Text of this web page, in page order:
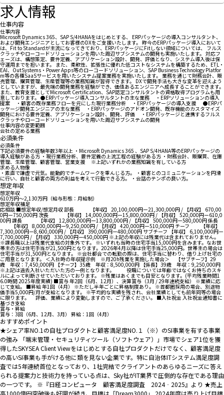
求人情報
仕事内容
仕事内容
Microsoft Dynamics 365、SAP S/4HANAをはじめとする、 ERPパッケージの導入コンサルタント、
および開発エンジニアとしてお客様のDXをご支援いたします。 昨今のERPパッケージ導入において
は、Fit to Standardが主流になってきており、ERPパッケージにFitしない領域については、 フルス
クラッチやローコードソリューションを用いた周辺サブシステムの開発も実施いたします。 対応フ
ェーズは、構想策定、要件定義、アプリケーション設計、開発、評価となり、システム導入後は保
守運用までを担います。 また、柔軟性、拡張性に優れた低コストなシステムを構築するため、ETL・
EAI、OutSystems・Power Apps等のローコードソリューション、SAP Business Technology Platfor
m等の各種SaaSサービスを用いたシステム提案業務を実施いたします。 業務を通じて財務会計、販
売管理、購買管理、生産管理等の業務知識が習得できます。 DXで開発手法も大きな変革を迎えよう
としていますが、最先端の開発業務を経験ができ、価値あるエンジニアへ成長することができます。
また、教育支援としてMicrosoft Certification、SAP認定コンサルタントの資格取得プログラムも用
意しております。 ●ERPパッケージ導入コンサルタントの主な業務 ・ERPソリューションの導入
提案 ・顧客の既存業務フローを元にした現行業務分析 ・ERPパッケージの導入支援 ●ERPパ
ッケージ開発エンジニアの主な業務 ・ERPパッケージのアドオン開発、既存機能のカスタマイズ
開発における要件定義、アプリケーション設計、開発、評価 ・ERPパッケージと連携するフルス
クラッチやローコードソリューションを用いた周辺サブシステムの開発
仕事内容の変更範囲
会社の定める業務
必須条件
必須条件
下記必須要件の経験年数3年以上 ・Microsoft Dynamics 365 、SAP S/4HANA等のERPパッケージの
導入経験がある方 ・現行業務分析、要件定義の上流工程の経験がある方 ・財務会計、販購買、在庫
管理、生産管理、顧客管理、営業支援 ※上記いずれかの業務知識を有している方
求める人物像
・素直で謙虚で元気。能動的でチームワークを重んじる方。 ・顧客とのコミュニケーションを円滑
に行い、自社と顧客の両方の利益を考えて行動できる方。 ・会話のテンポの良い方。
想定年収
想定年収
610万円〜2,130万円（給与形態：月給制）
想定年収補足
応相談 ■想定年収/想定月収 部長 【年収】 20,100,000円ー21,300,000円 / 【月収】 670,00
0円ー750,000円 次長 【年収】 14,000,000円ー15,800,000円 / 【月収】 520,000円ー610,0
00円 課長 【年収】 12,800,000円ー13,800,000円 / 【月収】 500,000円ー580,000円 係長
【年収】 8,000,000円ー9,250,000円 / 【月収】 420,000円ー510,000円 チーフ 【年収】
7,300,000円ー8,600,000円 / 【月収】 390,000円ー480,000円 サブチーフ 【年収】 6,100,000円ー
7,700,000円 / 【月収】 330,000円ー450,000円 ※上記の年収には残業代は含まれておりません。
※課長職以上は残業代支給の対象外です。 ※いずれも当時の住宅手当15,000円を含みます。なお世
帯主の方は住宅手当が21,500円となります。2026年4月以降は住宅手当25,000円。世帯主の場合は
住宅手当が31,500円となります。 ※会社都合での転勤の際は、住宅手当に替わり、借り上げ社宅の
ご用意となります。 ＜入社時の年収提示例 ※月20h残業を実施した場合＞ 【サブチーフ】29
歳 年収：7,450,000円 【チーフ】35歳 年収：8,500,000円 【係長】39歳 年収：9,250,000円
※上記は過去入社いただいた方の一例となります。 役職については年齢ではなくお持ちのスキ
ルによって判断させていただいております。 ※残業はあくまでも目安となります。(平均残業時間1
6.0時間 2025年度実績) ■賞与 年2回（6月、12月）、決算賞与（3月 / 29年連続支給） ※業績に応
じて支給。 ■昇給 年1回（4月） ※ただし半年ごとに昇格制度あり。 ※首都圏採用の場合、別途物
価手当5,000円/月が支給となります。 ※平均的な実績を残され、会社業績としても前年同等の場合
に限ります。 評価、業績により変動しますので、ご了承ください。 ■入社祝金 入社祝金通知書に
基づき支給
賞与・昇給
賞与：3回（6月、12月、3月） 昇給：1回（4月）
おすすめポイント
★シェア率NO.1の自社プロダクトと顧客満足度NO.１（※）のSI事業を有する事業
の強み 「端末管理・セキュリティツール（ソフトウェア）」市場でシェア1位を獲
得したSKYSEA Client Viewをはじめとする自社プロダクトだけでなく、顧客満足度
の高いSI事業も手がける他に類を見ない企業です。特に自治体ITシステム満足度調
査では5年連続首位となっており、1社完結でクライアントのあらゆるニーズに答え
られる提案力と技術力を持っている点は、Sky社がIT業界で圧倒的な存在である理由
の一つです。 ※『日経コンピュータ 顧客満足度調査 2024‐2025』より ★売上
高1000億円突破後も好調が続き、目標は「Dream3000」 2024年度は売り上げ目標